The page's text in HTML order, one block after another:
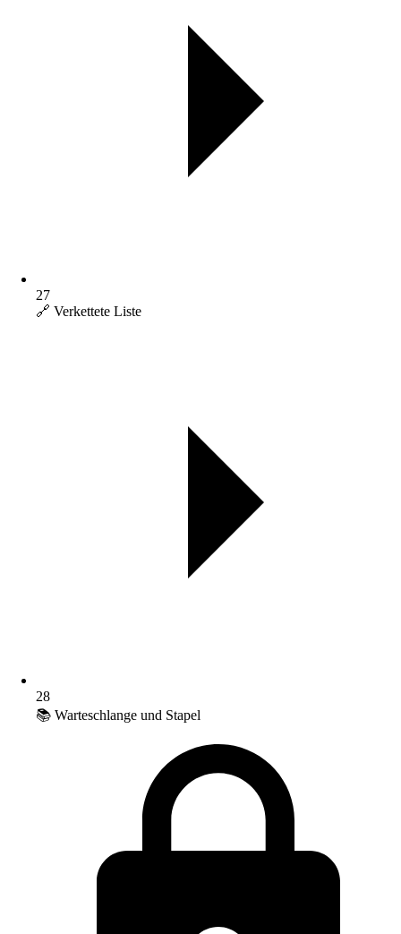
27
🔗 Verkettete Liste
28
📚 Warteschlange und Stapel